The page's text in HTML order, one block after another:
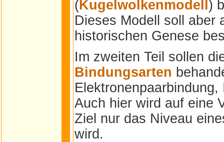
(Kugelwolkenmodell )
Dieses Modell soll aber
historischen Genese
Im zweiten Teil sollen
Bindungsarten
Auch hier wird auf eine
Ziel nur das Niveau
wird.